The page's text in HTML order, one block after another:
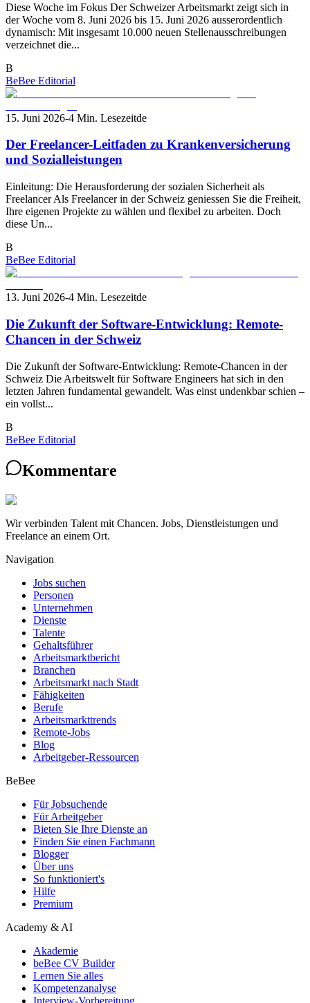
Diese Woche im Fokus Der Schweizer Arbeitsmarkt zeigt sich in
der Woche vom 8. Juni 2026 bis 15. Juni 2026 ausserordentlich
dynamisch: Mit insgesamt 10.000 neuen Stellenausschreibungen
verzeichnet die...
B
BeBee Editorial
15. Juni 2026-4 Min. Lesezeitde
Der Freelancer-Leitfaden zu Krankenversicherung
und Sozialleistungen
Einleitung: Die Herausforderung der sozialen Sicherheit als
Freelancer Als Freelancer in der Schweiz geniessen Sie die Freiheit,
Ihre eigenen Projekte zu wählen und flexibel zu arbeiten. Doch
diese Un...
B
BeBee Editorial
13. Juni 2026-4 Min. Lesezeitde
Die Zukunft der Software-Entwicklung: Remote-
Chancen in der Schweiz
Die Zukunft der Software-Entwicklung: Remote-Chancen in der
Schweiz Die Arbeitswelt für Software Engineers hat sich in den
letzten Jahren fundamental gewandelt. Was einst undenkbar schien –
ein vollst...
B
BeBee Editorial
Kommentare
Wir verbinden Talent mit Chancen. Jobs, Dienstleistungen und
Freelance an einem Ort.
Navigation
Jobs suchen
Personen
Unternehmen
Dienste
Talente
Gehaltsführer
Arbeitsmarktbericht
Branchen
Arbeitsmarkt nach Stadt
Fähigkeiten
Berufe
Arbeitsmarkttrends
Remote-Jobs
Blog
Arbeitgeber-Ressourcen
BeBee
Für Jobsuchende
Für Arbeitgeber
Bieten Sie Ihre Dienste an
Finden Sie einen Fachmann
Blogger
Über uns
So funktioniert's
Hilfe
Premium
Academy & AI
Akademie
beBee CV Builder
Lernen Sie alles
Kompetenzanalyse